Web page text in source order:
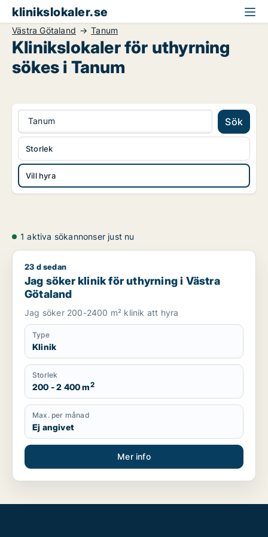
klinikslokaler.se
Västra Götaland Tanum
Klinikslokaler för uthyrning
sökes i Tanum
Tanum Sök
Vill hyra
Storlek
1 aktiva sökannonser just nu
Jag söker klinik för uthyrning i Västra Götaland
23 d sedan
Jag söker klinik för uthyrning i Västra
Götaland
Jag söker 200-2400 m² klinik att hyra
Type
Klinik
Storlek
200 - 2 400 m2
Max. per månad
Ej angivet
Mer info